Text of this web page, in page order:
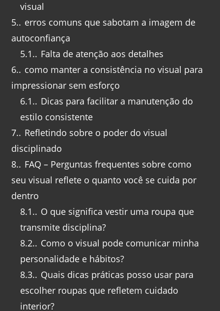
visual
5. erros comuns que sabotam a imagem de
autoconfiança
5.1. Falta de atenção aos detalhes
6. como manter a consistência no visual para
impressionar sem esforço
6.1. Dicas para facilitar a manutenção do
estilo consistente
7. Refletindo sobre o poder do visual
disciplinado
8. FAQ – Perguntas frequentes sobre como
seu visual reflete o quanto você se cuida por
dentro
8.1. O que significa vestir uma roupa que
transmite disciplina?
8.2. Como o visual pode comunicar minha
personalidade e hábitos?
8.3. Quais dicas práticas posso usar para
escolher roupas que refletem cuidado
interior?